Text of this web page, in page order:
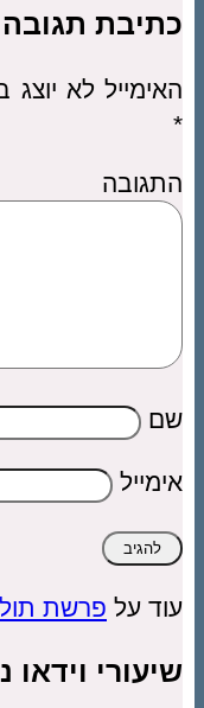
כתיבת תגובה
האימייל לא יוצג
*
שם
אימייל
עוד על פרשת
שיעורי וידאו